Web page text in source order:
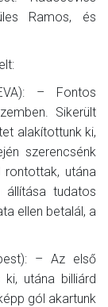
Ramos, és
– Fontos
Sikerült
alakítottunk ki,
szerencsénk
utána
állítása tudatos
ellen betalál, a
– Az első
utána billiárd
gól akartunk